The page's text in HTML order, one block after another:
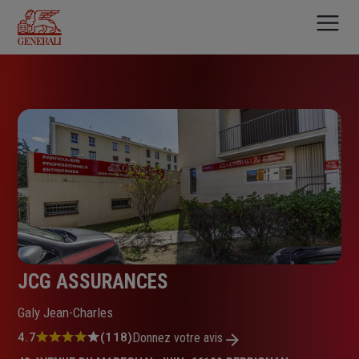
contenu
principal
JCG ASSURANCES
Galy Jean-Charles
Note
4.7 (118)Donnez votre avis